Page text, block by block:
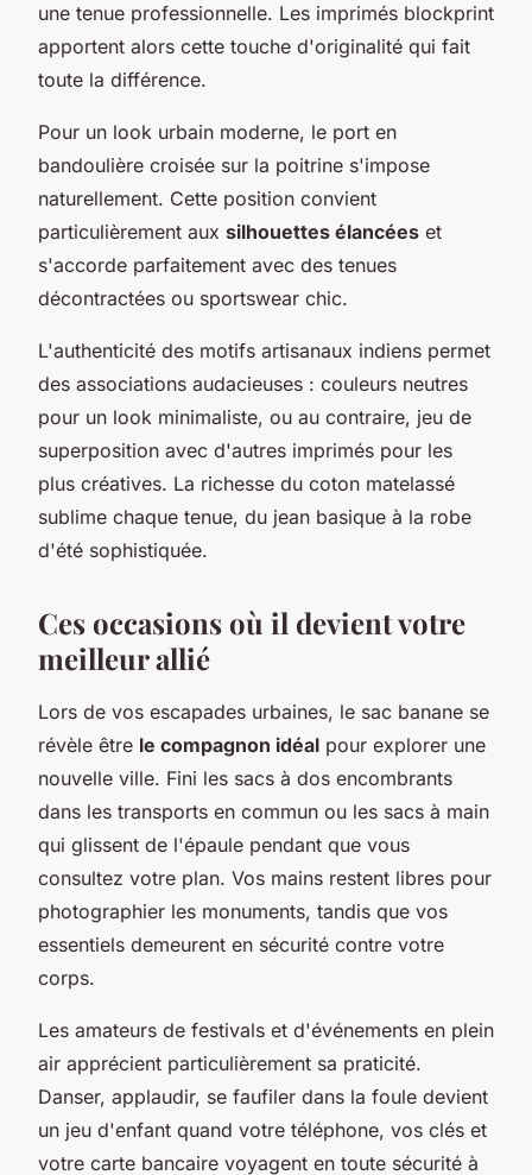
une tenue professionnelle. Les imprimés blockprint
apportent alors cette touche d'originalité qui fait
toute la différence.
Pour un look urbain moderne, le port en
bandoulière croisée sur la poitrine s'impose
naturellement. Cette position convient
particulièrement aux silhouettes élancées et
s'accorde parfaitement avec des tenues
décontractées ou sportswear chic.
L'authenticité des motifs artisanaux indiens permet
des associations audacieuses : couleurs neutres
pour un look minimaliste, ou au contraire, jeu de
superposition avec d'autres imprimés pour les
plus créatives. La richesse du coton matelassé
sublime chaque tenue, du jean basique à la robe
d'été sophistiquée.
Ces occasions où il devient votre
meilleur allié
Lors de vos escapades urbaines, le sac banane se
révèle être le compagnon idéal pour explorer une
nouvelle ville. Fini les sacs à dos encombrants
dans les transports en commun ou les sacs à main
qui glissent de l'épaule pendant que vous
consultez votre plan. Vos mains restent libres pour
photographier les monuments, tandis que vos
essentiels demeurent en sécurité contre votre
corps.
Les amateurs de festivals et d'événements en plein
air apprécient particulièrement sa praticité.
Danser, applaudir, se faufiler dans la foule devient
un jeu d'enfant quand votre téléphone, vos clés et
votre carte bancaire voyagent en toute sécurité à